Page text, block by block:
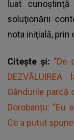
luat
soluţionării
nota iniţială,
Citește și: "De
Gândurile parcă
Dorobanțu: "Eu
Ce a putut